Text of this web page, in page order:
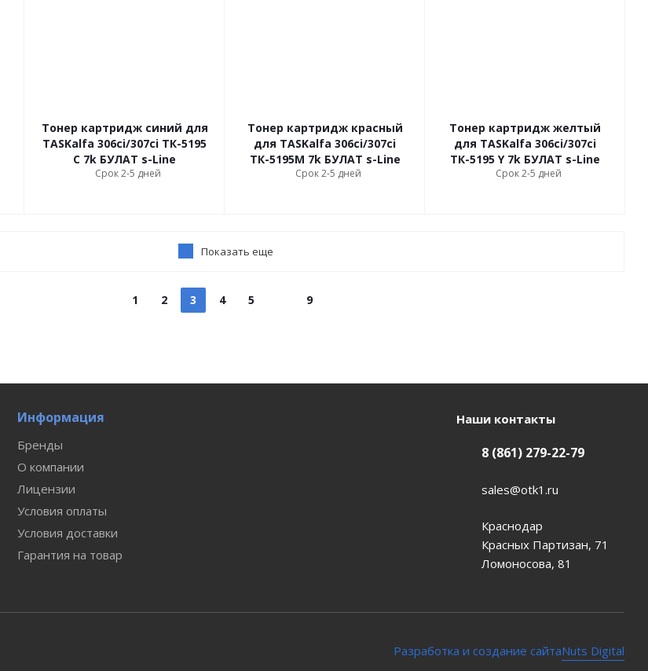
Тонер картридж синий для
TASKalfa 306ci/307ci ТК-5195
C 7k БУЛАТ s-Line
Срок 2-5 дней
Тонер картридж красный
для TASKalfa 306ci/307ci
ТК-5195M 7k БУЛАТ s-Line
Срок 2-5 дней
Тонер картридж желтый
для TASKalfa 306ci/307ci
ТК-5195 Y 7k БУЛАТ s-Line
Срок 2-5 дней
Показать еще
1 2 3 4 5 9
Информация
Бренды
О компании
Лицензии
Условия оплаты
Условия доставки
Гарантия на товар
Наши контакты
8 (861) 279-22-79
sales@otk1.ru
Краснодар
Красных Партизан, 71
Ломоносова, 81
Разработка и создание сайтаNuts Digital